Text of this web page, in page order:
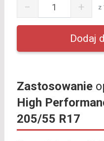
− + z
Zastosowanie
High
205/55 R17